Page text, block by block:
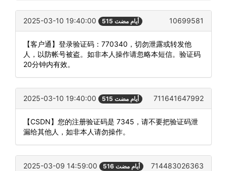
2025-03-10 19:40:00 515 أيام مضت 10699581
【客户通】登录验证码：770340，切勿泄露或转发他
人，以防帐号被盗。如非本人操作请忽略本短信。验证码
20分钟内有效。
2025-03-10 19:40:00 515 أيام مضت 711641647992
【CSDN】您的注册验证码是 7345，请不要把验证码泄
漏给其他人，如非本人请勿操作。
2025-03-09 14:59:00 516 أيام مضت 714483026363